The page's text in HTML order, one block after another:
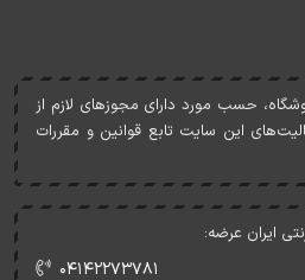
حسب مورد دارای مجوزهای لازم از
اين سايت تابع قوانين و مقررات
ایران عرضه:
۰۴۱۴۲۲۷۳۷۸۱